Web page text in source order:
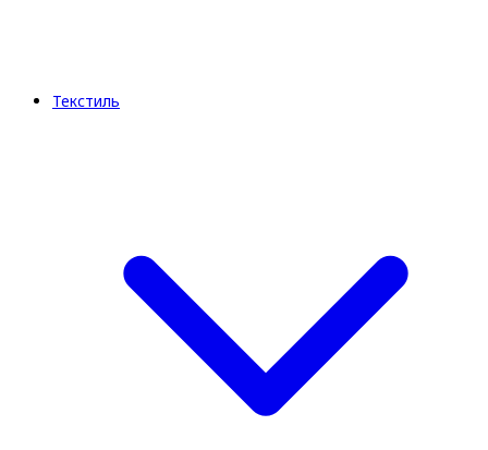
Текстиль